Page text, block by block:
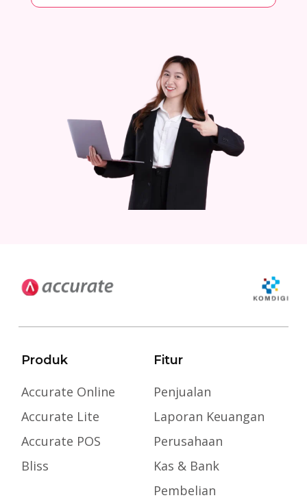
Produk
Accurate Online
Accurate Lite
Accurate POS
Bliss
Fitur
Penjualan
Laporan Keuangan
Perusahaan
Kas & Bank
Pembelian